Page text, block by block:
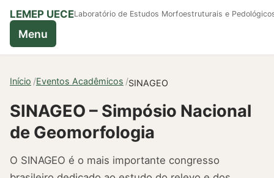
LEMEP UECELaboratório de Estudos Morfoestruturais e
Menu
Início Eventos Acadêmicos SINAGEO
SINAGEO – Simpósio Nacional
de Geomorfologia
O SINAGEO é o mais importante congresso